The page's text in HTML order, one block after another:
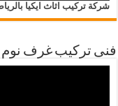
شركة تركيب اثاث ايكيا بالرياض
فنى تركيب غرف نوم